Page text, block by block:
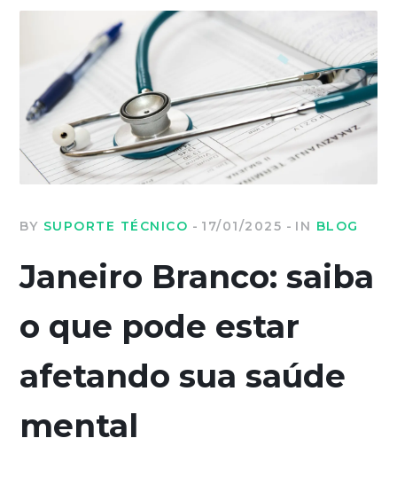
BY SUPORTE TÉCNICO 17/01/2025 IN BLOG
Janeiro Branco: saiba
o que pode estar
afetando sua saúde
mental